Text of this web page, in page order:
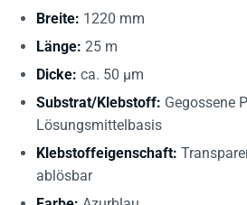
Breite: 1220 mm
Länge: 25 m
Dicke: ca. 50 µm
Substrat/Klebstoff: Gegossene
Lösungsmittelbasis
Klebstoffeigenschaft:
ablösbar